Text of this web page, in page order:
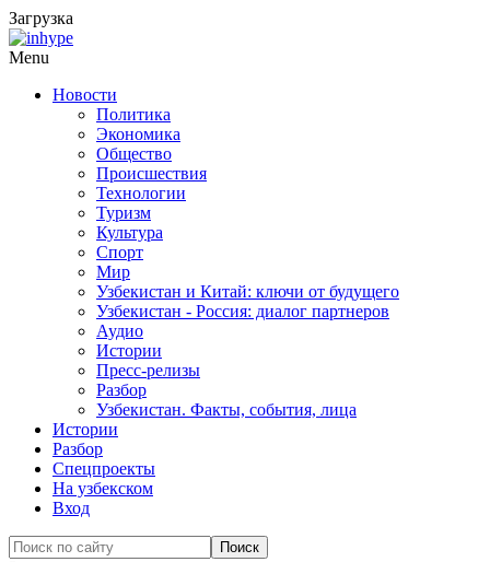
Загрузка
Menu
Новости
Политика
Экономика
Общество
Происшествия
Технологии
Туризм
Культура
Спорт
Мир
Узбекистан и Китай: ключи от будущего
Узбекистан - Россия: диалог партнеров
Аудио
Истории
Пресс-релизы
Разбор
Узбекистан. Факты, события, лица
Истории
Разбор
Спецпроекты
На узбекском
Вход